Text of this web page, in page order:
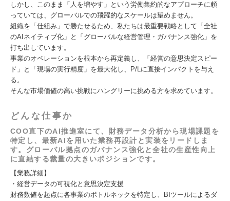
しかし、このまま「人を増やす」という労働集約的なアプローチに頼
っていては、グローバルでの飛躍的なスケールは望めません。
組織を「仕組み」で勝たせるため、私たちは最重要戦略として「全社
のAIネイティブ化」と「グローバルな経営管理・ガバナンス強化」を
打ち出しています。
事業のオペレーションを根本から再定義し、「経営の意思決定スピー
ド」と「現場の実行精度」を最大化し、P/Lに直接インパクトを与え
る。
そんな市場価値の高い挑戦にハングリーに挑める方を求めています。
どんな仕事か
COO直下のAI推進室にて、財務データ分析から現場課題を
特定し、最新AIを用いた業務再設計と実装をリードしま
す。グローバル拠点のガバナンス強化と全社の生産性向上
に直結する裁量の大きいポジションです。
【業務詳細】
・経営データの可視化と意思決定支援
財務数値を起点に各事業のボトルネックを特定し、BIツールによるダ